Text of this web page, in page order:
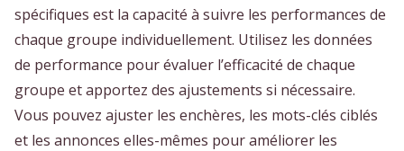
spécifiques est la capacité à suivre les performances de
chaque groupe individuellement. Utilisez les données
de performance pour évaluer l’efficacité de chaque
groupe et apportez des ajustements si nécessaire.
Vous pouvez ajuster les enchères, les mots-clés ciblés
et les annonces elles-mêmes pour améliorer les